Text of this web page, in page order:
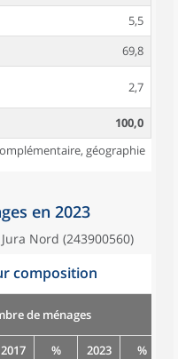
5,5
69,8
2,7
100,0
géographie
en 2023
Nord (243900560)
composition
de ménages
2017 % 2023 %